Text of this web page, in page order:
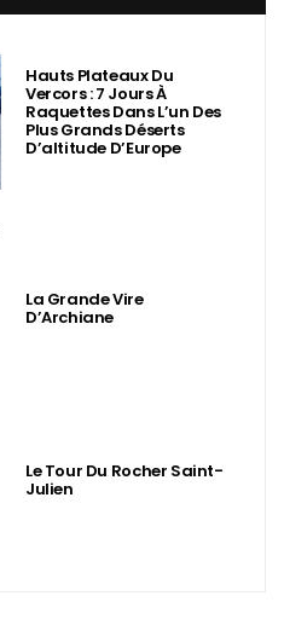
Hauts Plateaux Du
Vercors : 7 Jours À
Raquettes Dans L’un Des
Plus Grands Déserts
D’altitude D’Europe
La Grande Vire
D’Archiane
Le Tour Du Rocher Saint-
Julien